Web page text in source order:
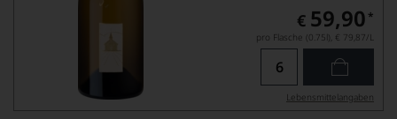
€ 59,90 *
pro Flasche (0.75l), € 79,87/L
Lebensmittel­angaben